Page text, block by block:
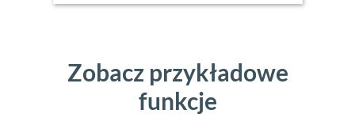
Zobacz przykładowe
funkcje